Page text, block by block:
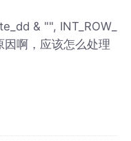
& "", INT_ROW_
因啊，应该怎么处理